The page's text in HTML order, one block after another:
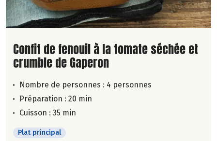
Lire la suite de la recette
Confit de fenouil à la tomate séchée et
crumble de Gaperon
Nombre de personnes : 4 personnes
Préparation : 20 min
Cuisson : 35 min
Plat principal